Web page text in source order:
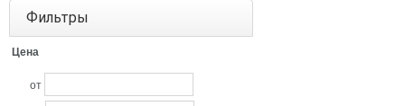
Фильтры
Цена
от